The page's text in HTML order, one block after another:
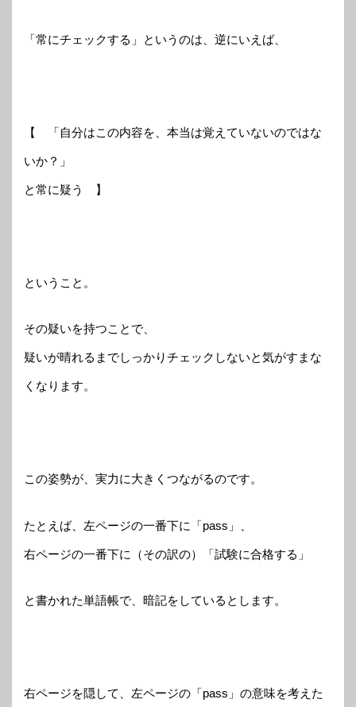
「常にチェックする」というのは、逆にいえば、
【 「自分はこの内容を、本当は覚えていないのではな
いか？」
と常に疑う 】
ということ。
その疑いを持つことで、
疑いが晴れるまでしっかりチェックしないと気がすまな
くなります。
この姿勢が、実力に大きくつながるのです。
たとえば、左ページの一番下に「pass」、
右ページの一番下に（その訳の）「試験に合格する」
と書かれた単語帳で、暗記をしているとします。
右ページを隠して、左ページの「pass」の意味を考えた